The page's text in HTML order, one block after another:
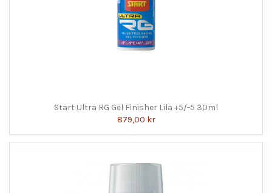
Start Ultra RG Gel Finisher Lila +5/-5 30ml
879,00 kr